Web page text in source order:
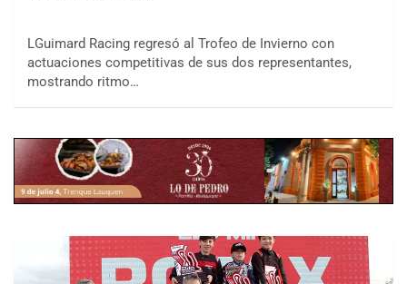
LGuimard Racing regresó al Trofeo de Invierno con
actuaciones competitivas de sus dos representantes,
mostrando ritmo…